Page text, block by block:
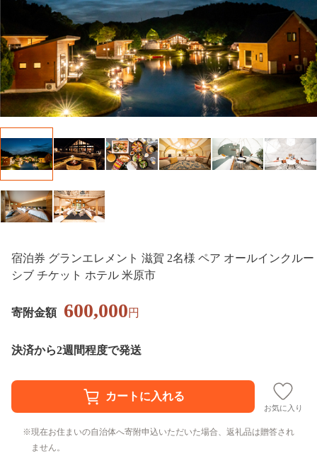
宿泊券 グランエレメント 滋賀 2名様 ペア オールインクルー
シブ チケット ホテル 米原市
寄附金額 600,000円
決済から2週間程度で発送
お気に入り
現在お住まいの自治体へ寄附申込いただいた場合、返礼品は贈答され
ません。